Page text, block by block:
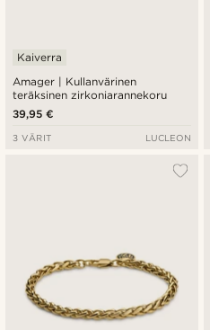
Amager | Kullanvärinen
teräksinen zirkoniarannekoru
Kaiverra
39,95 €
3 VÄRIT LUCLEON